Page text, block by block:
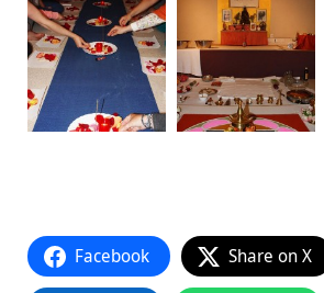
Facebook Share on X